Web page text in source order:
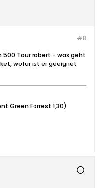
#8
500 Tour robert - was geht
wofür ist er geeignet
Green Forrest 1,30)